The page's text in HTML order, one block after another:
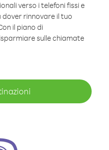
verso i telefoni fissi e
dover rinnovare il tuo
il piano di
sulle chiamate